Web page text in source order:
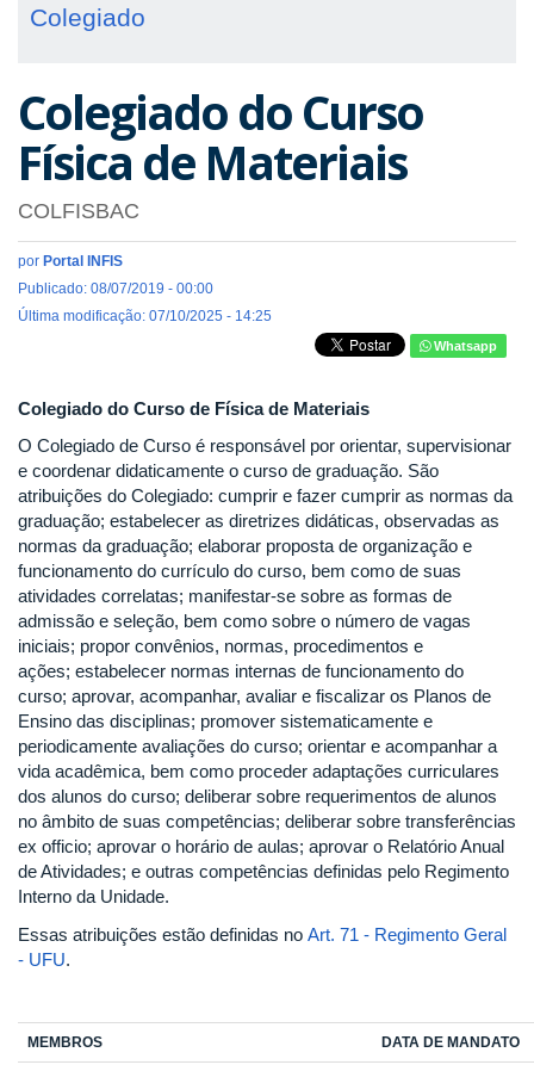
Colegiado
Colegiado do Curso
Física de Materiais
COLFISBAC
por Portal INFIS
Publicado: 08/07/2019 - 00:00
Última modificação: 07/10/2025 - 14:25
Whatsapp
Colegiado do Curso de Física de Materiais
O Colegiado de Curso é responsável por orientar, supervisionar
e coordenar didaticamente o curso de graduação. São
atribuições do Colegiado: cumprir e fazer cumprir as normas da
graduação; estabelecer as diretrizes didáticas, observadas as
normas da graduação; elaborar proposta de organização e
funcionamento do currículo do curso, bem como de suas
atividades correlatas; manifestar-se sobre as formas de
admissão e seleção, bem como sobre o número de vagas
iniciais; propor convênios, normas, procedimentos e
ações; estabelecer normas internas de funcionamento do
curso; aprovar, acompanhar, avaliar e fiscalizar os Planos de
Ensino das disciplinas; promover sistematicamente e
periodicamente avaliações do curso; orientar e acompanhar a
vida acadêmica, bem como proceder adaptações curriculares
dos alunos do curso; deliberar sobre requerimentos de alunos
no âmbito de suas competências; deliberar sobre transferências
ex officio; aprovar o horário de aulas; aprovar o Relatório Anual
de Atividades; e outras competências definidas pelo Regimento
Interno da Unidade.
Essas atribuições estão definidas no Art. 71 - Regimento Geral
- UFU.
MEMBROS DATA DE MANDATO